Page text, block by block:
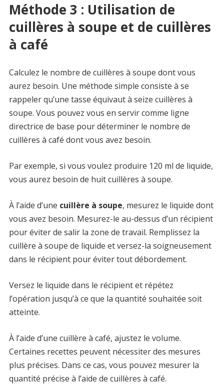
Méthode 3 : Utilisation de
cuillères à soupe et de cuillères
à café
Calculez le nombre de cuillères à soupe dont vous
aurez besoin. Une méthode simple consiste à se
rappeler qu’une tasse équivaut à seize cuillères à
soupe. Vous pouvez vous en servir comme ligne
directrice de base pour déterminer le nombre de
cuillères à café dont vous avez besoin.
Par exemple, si vous voulez produire 120 ml de liquide,
vous aurez besoin de huit cuillères à soupe.
À l’aide d’une cuillère à soupe, mesurez le liquide dont
vous avez besoin. Mesurez-le au-dessus d’un récipient
pour éviter de salir la zone de travail. Remplissez la
cuillère à soupe de liquide et versez-la soigneusement
dans le récipient pour éviter tout débordement.
Versez le liquide dans le récipient et répétez
l’opération jusqu’à ce que la quantité souhaitée soit
atteinte.
À l’aide d’une cuillère à café, ajustez le volume.
Certaines recettes peuvent nécessiter des mesures
plus précises. Dans ce cas, vous pouvez mesurer la
quantité précise à l’aide de cuillères à café.